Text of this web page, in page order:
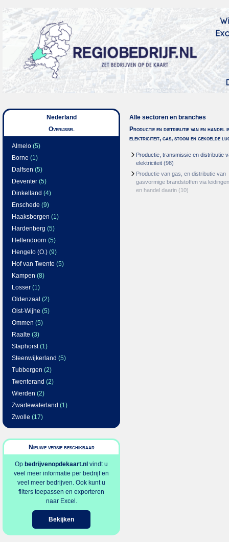
Nederland
Overijssel
Almelo (5)
Borne (1)
Dalfsen (5)
Deventer (5)
Dinkelland (4)
Enschede (9)
Haaksbergen (1)
Hardenberg (5)
Hellendoorn (5)
Hengelo (O.) (9)
Hof van Twente (5)
Kampen (8)
Losser (1)
Oldenzaal (2)
Olst-Wijhe (5)
Ommen (5)
Raalte (3)
Staphorst(1)
Steenwijkerland (5)
Tubbergen (2)
Twenterand (2)
Wierden (2)
Zwartewaterland (1)
Zwolle (17)
Nieuwe versie beschikbaar
Op bedrijvenopdekaart.nl vindt u
veel meer informatie per bedrijf en
veel meer bedrijven. Ook kunt u
filters toepassen en exporteren
naar Excel.
Bekijken
Alle sectoren en branches
Productie en distributie van en handel
elektriciteit, gas, stoom en gekoelde
Productie, transmissie en distributie
elektriciteit (98)
Productie van gas, en distributie van
gasvormige brandstoffen via leidingen
en handel daarin (10)